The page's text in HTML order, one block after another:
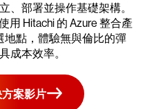
、部署並操作基礎架構。
用 Hitachi 的 Azure 整合產
點，體驗無與倫比的彈
成本效率。
案影片